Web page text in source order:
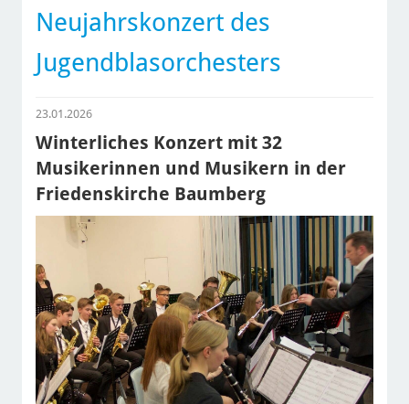
Neujahrskonzert des
Jugendblasorchesters
23.01.2026
Winterliches Konzert mit 32
Musikerinnen und Musikern in der
Friedenskirche Baumberg